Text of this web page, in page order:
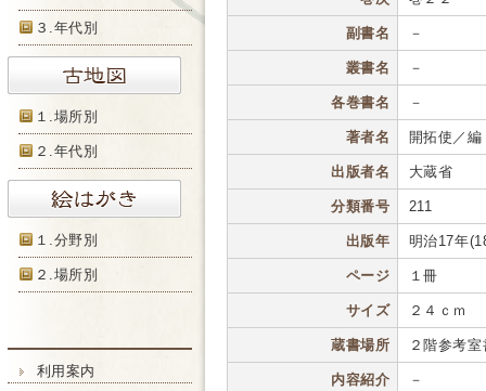
３.年代別
１.場所別
２.年代別
１.分野別
２.場所別
利用案内
副書名 －
叢書名 －
各巻書名 －
著者名 開拓使／編
出版者名 大蔵省
分類番号 211
出版年 明治17年
ページ １冊
サイズ ２４ｃｍ
蔵書場所 ２階参考
内容紹介 －